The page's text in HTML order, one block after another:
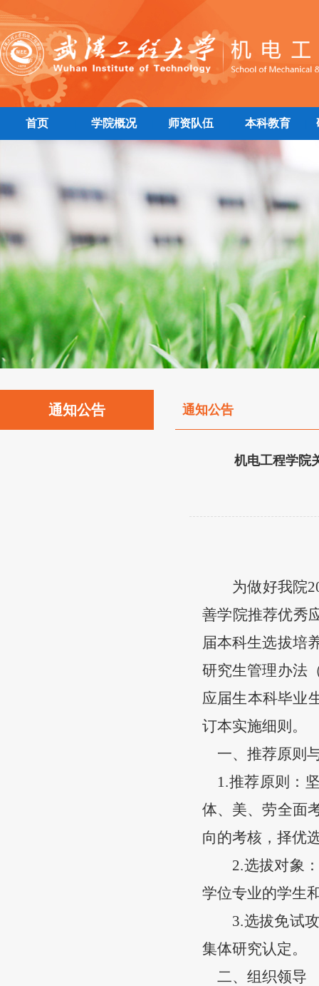
首页 学院概况 师资队伍 本科教育
通知公告 通知公告
机电工程学院
为做好我院
善学院推荐优秀
届本科生选拔培
研究生管理办法
应届生本科毕业
订本实施细则。
一、推荐原则
1.推荐原则：
体、 美、劳全面
向的考核，择优
2.选拔对象
学位专业的学生
3.选拔免试
集体研究认定。
二、组织领导